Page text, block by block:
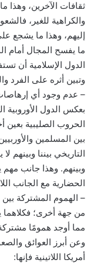
ثقافات الآخرين، وهذا
والكراهية للغير،
إليهم، وهذا ما يشجع
ما يفسح المجال أمام
الدول الإسلامية أن
وتبين أثره على الفرد
– عدم وجود أي إرهاصات
بعكس الدول الأوروبية
الحروب الصليبية بعين
بين المسلمين
التاريخي بيننا وبينهم
وبينهم. وهذا جانب مهم
الحضارية مع الجانب
– الهموم المشتركة
من جهة أخرى؛ فكلاهما
مما أوجد همومًا
وعن أبرز العوائق
أمريكا اللاتينية فإنها: